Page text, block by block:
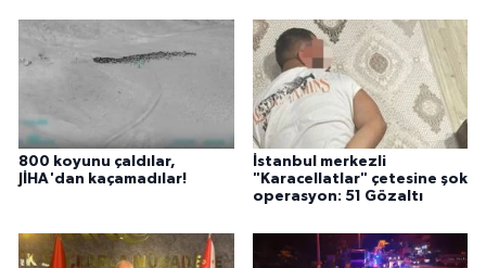
800 koyunu çaldılar,
JİHA'dan kaçamadılar!
İstanbul merkezli
"Karacellatlar" çetesine şok
operasyon: 51 Gözaltı